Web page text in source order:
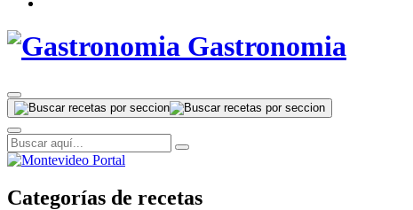
Gastronomia
Categorías de recetas